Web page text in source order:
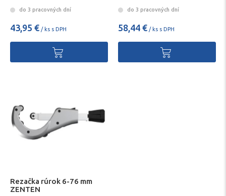
do 3 pracovných dní
43,95 € / ks s DPH
do 3 pracovných dní
58,44 € / ks s DPH
Rezačka rúrok 6-76 mm
ZENTEN